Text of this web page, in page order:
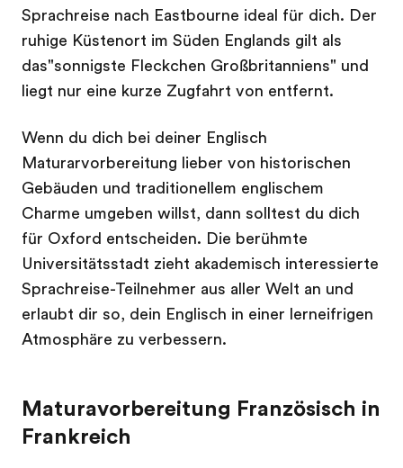
Sprachreise nach Eastbourne ideal für dich. Der
ruhige Küstenort im Süden Englands gilt als
das"sonnigste Fleckchen Großbritanniens" und
liegt nur eine kurze Zugfahrt von entfernt.
Wenn du dich bei deiner Englisch
Maturarvorbereitung lieber von historischen
Gebäuden und traditionellem englischem
Charme umgeben willst, dann solltest du dich
für Oxford entscheiden. Die berühmte
Universitätsstadt zieht akademisch interessierte
Sprachreise-Teilnehmer aus aller Welt an und
erlaubt dir so, dein Englisch in einer lerneifrigen
Atmosphäre zu verbessern.
Maturavorbereitung Französisch in
Frankreich